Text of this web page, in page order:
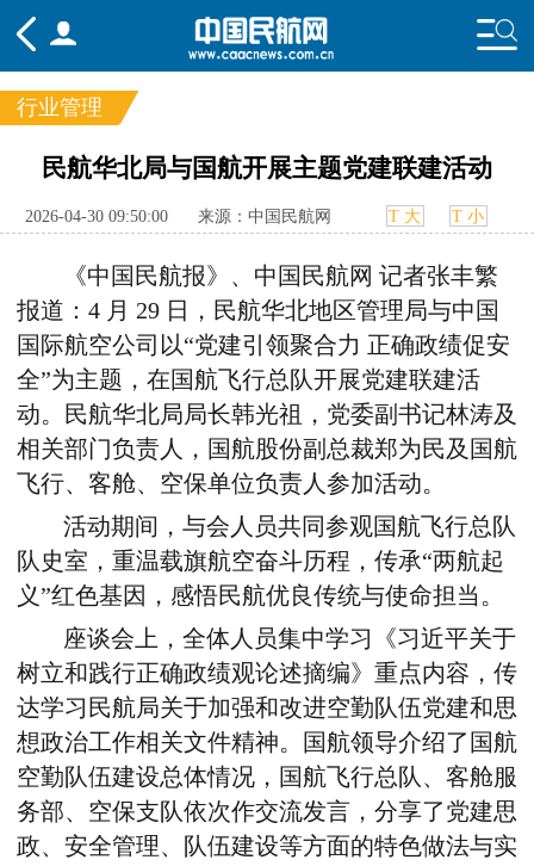
频道
国内 国际
行业
行业管理
民航华北局与国航开展主题党建联建活动
2026-04-30 09:50:00 来源：中国民航网 T 大 T 小
《中国民航报》、 中国民航网 记者张丰繁
报道： 4 月 29 日，民航华北地区管理局与中国
国际航空公司 以“党建引领聚合力 正确政绩促安
全”为主题，在国航飞行总队开展党建联建活
动。民航华北局局长韩光祖，党委副书记林涛及
相关部门负责人，国航股份副总裁郑为民及国航
飞行、客舱、空保单位负责人参加活动。
活动期间，与会人员共同参观国航飞行总队
队史室，重温载旗航空奋斗历程，传承“两航起
义”红色基因，感悟民航优良传统与使命担当。
座谈会上，全体人员集中学习《习近平关于
树立和践行正确政绩观论述摘编》重点内容，传
达学习民航局关于加强和改进空勤队伍党建和思
想政治工作相关文件精神。
国航领导介绍了 国航
空勤队伍建设总体情况，国航飞行总队、客舱服
务部、空保支队依次作交流发言，分享了党建思
政、安全管理、队伍建设等方面的特色做法与实